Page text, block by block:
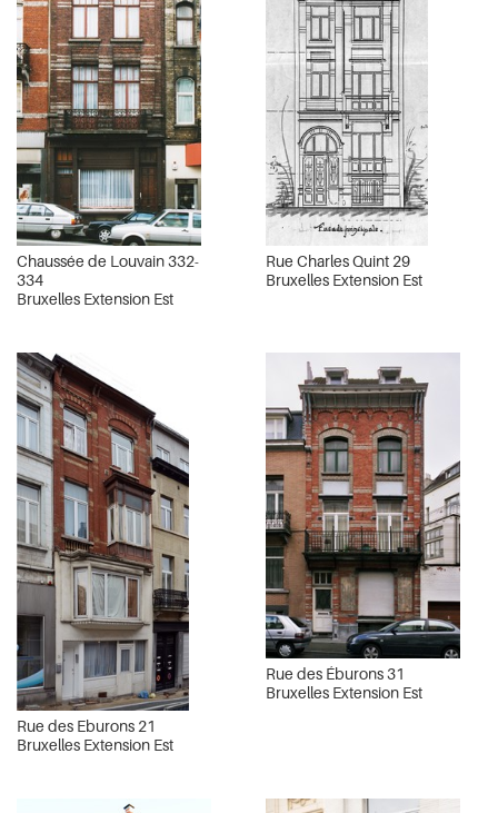
Chaussée de Louvain 332-
334
Bruxelles Extension Est
Rue Charles Quint 29
Bruxelles Extension Est
Rue des Eburons 21
Bruxelles Extension Est
Rue des Éburons 31
Bruxelles Extension Est